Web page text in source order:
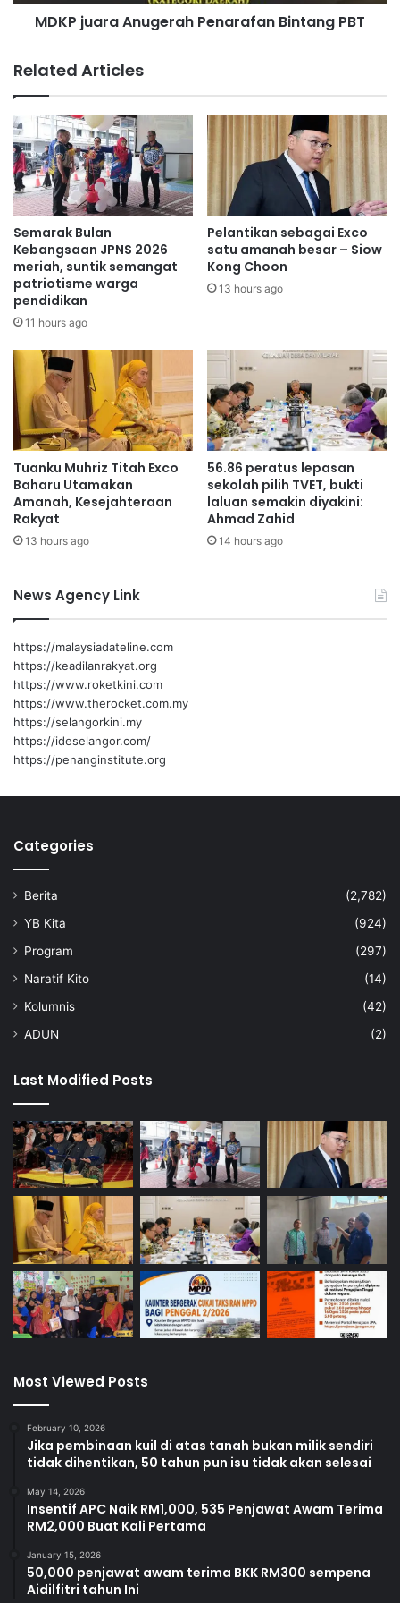
j
a
e
k
a
r
e
n
a
m
b
i
l
i
n
d
a
k
a
n
g
e
r
a
h
P
e
n
a
r
a
f
a
n
i
n
t
a
n
g
P
B
T
MDKP juara Anugerah Penarafan Bintang PBT
Related Articles
Semarak Bulan
Kebangsaan JPNS 2026
meriah, suntik semangat
patriotisme warga
pendidikan
11 hours ago
Pelantikan sebagai Exco
satu amanah besar – Siow
Kong Choon
13 hours ago
Tuanku Muhriz Titah Exco
Baharu Utamakan
Amanah, Kesejahteraan
Rakyat
13 hours ago
56.86 peratus lepasan
sekolah pilih TVET, bukti
laluan semakin diyakini:
Ahmad Zahid
14 hours ago
News Agency Link
https://malaysiadateline.com
https://keadilanrakyat.org
https://www.roketkini.com
https://www.therocket.com.my
https://selangorkini.my
https://ideselangor.com/
https://penanginstitute.org
Categories
Berita
(2,782)
YB Kita
(924)
Program
(297)
Naratif Kito
(14)
Kolumnis
(42)
ADUN
(2)
Last Modified Posts
Most Viewed Posts
February 10, 2026
Jika pembinaan kuil di atas tanah bukan milik sendiri
tidak dihentikan, 50 tahun pun isu tidak akan selesai
May 14, 2026
Insentif APC Naik RM1,000, 535 Penjawat Awam Terima
RM2,000 Buat Kali Pertama
January 15, 2026
50,000 penjawat awam terima BKK RM300 sempena
Aidilfitri tahun Ini